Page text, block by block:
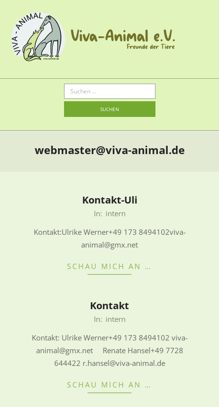
Inhalt
springen
Suche
nach:
webmaster@viva-animal.de
Kontakt-Uli
30
In: intern
Kontakt:Ulrike Werner+49 173 8494102viva-
animal@gmx.net
SCHAU MICH AN …
Kontakt
29
In: intern
Kontakt: Ulrike Werner+49 173 8494102 viva-
animal@gmx.net Renate Hansel+49 7728
644422 r.hansel@viva-animal.de
SCHAU MICH AN …